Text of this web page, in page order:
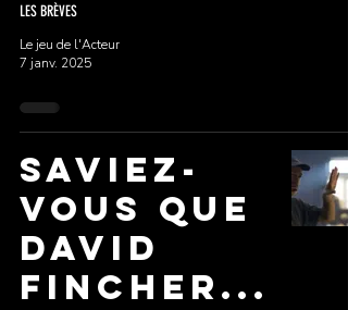
LES BRÈVES
Le jeu de l'Acteur
7 janv. 2025
Saviez-
vous que
DAVID
FINCHER...